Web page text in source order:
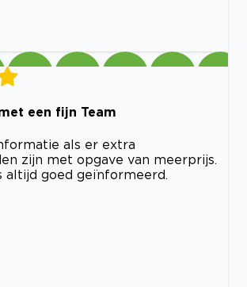
een fijn Team
als er extra
zijn met opgave van meerprijs.
altijd goed geïnformeerd.